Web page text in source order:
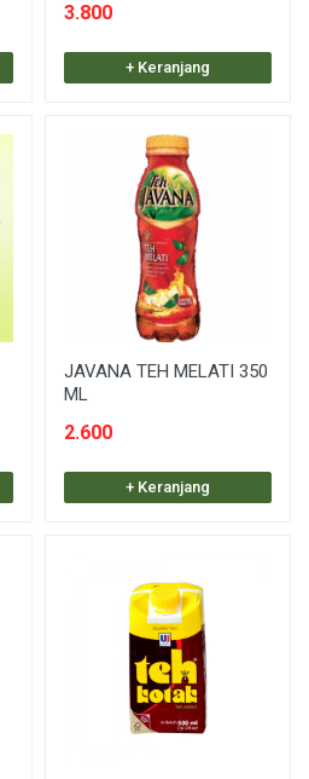
3.800
+ Keranjang
JAVANA TEH MELATI 350
ML
2.600
+ Keranjang